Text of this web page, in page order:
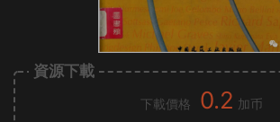
資源下載
下載價格 0.2 加币